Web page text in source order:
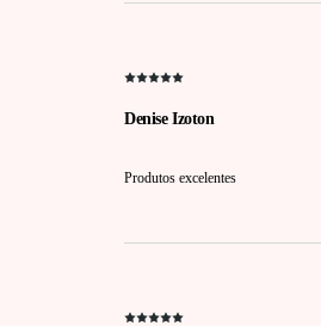
Denise Izoton
Produtos excelentes